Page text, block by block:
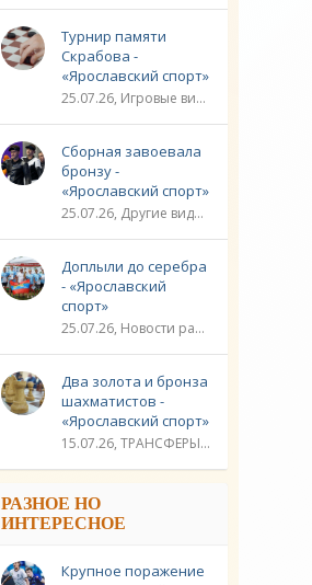
Турнир памяти
Скрабова -
«Ярославский спорт»
25.07.26, Игровые виды спорта / Другие виды спорта / Плавание / ТРАНСФЕРЫ / Видео новости / Спорт
Сборная завоевала
бронзу -
«Ярославский спорт»
25.07.26, Другие виды спорта / Стрельба / Плавание / ЛИГА ЧЕМПИОНОВ / Спорт / Видео новости
Доплыли до серебра
- «Ярославский
спорт»
25.07.26, Новости разное / Гребля / Многоборье / Плавание / Другие виды спорта / Водные виды спорта / Видео новости / Спорт
Два золота и бронза
шахматистов -
«Ярославский спорт»
15.07.26, ТРАНСФЕРЫ / Новости разное / Другие виды спорта / Видео новости / Спорт
РАЗНОЕ НО
ИНТЕРЕСНОЕ
Крупное поражение